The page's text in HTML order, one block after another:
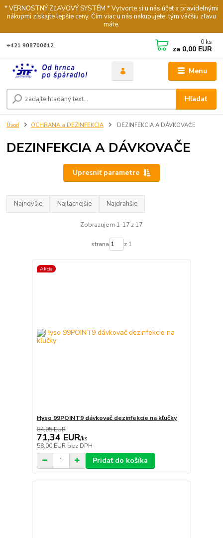
* VERNOSTNÝ ZĽAVOVÝ SYSTÉM * Vytvorte si u nás účet a pravidelnými
nákupmi získajte lepšie ceny. Čím viac u nás nakupujete, tým väčšiu zľavu
máte.
Menu
Hľadať
+421 908700612 0 ks
za 0,00 EUR
Úvod OCHRANA a DEZINFEKCIA DEZINFEKCIA A DÁVKOVAČE
DEZINFEKCIA A DÁVKOVAČE
Upresniť parametre
Najnovšie Najlacnejšie Najdrahšie
Zobrazujem 1-17 z 17
strana z 1
Akcia
Hyso 99POINT9 dávkovač dezinfekcie na kľučky
84,05 EUR
71,34 EUR/ks
58,00 EUR bez DPH
Pridať do košíka